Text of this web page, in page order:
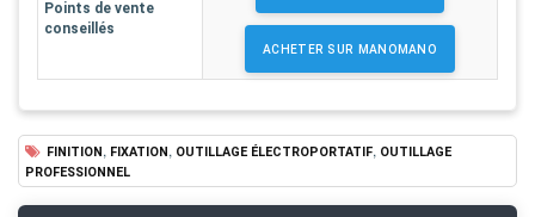
Points de vente
conseillés
ACHETER SUR MANOMANO
FINITION, FIXATION, OUTILLAGE ÉLECTROPORTATIF, OUTILLAGE
PROFESSIONNEL